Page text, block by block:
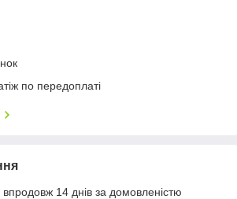
по передоплаті
14 днів за домовленістю